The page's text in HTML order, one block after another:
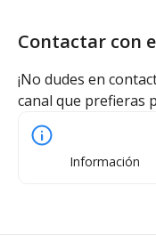
Contactar con
¡No dudes en
canal que prefieras
Información